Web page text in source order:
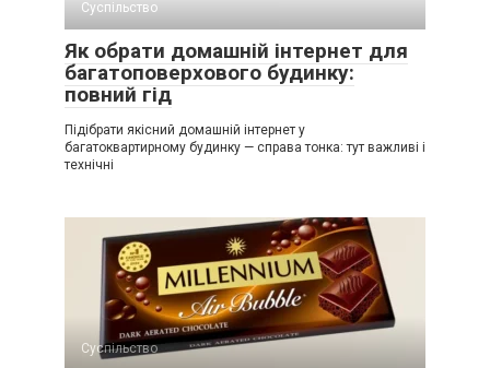
Суспільство
Як обрати домашній інтернет для
багатоповерхового будинку:
повний гід
Підібрати якісний домашній інтернет у
багатоквартирному будинку — справа тонка: тут важливі і
технічні
Суспільство